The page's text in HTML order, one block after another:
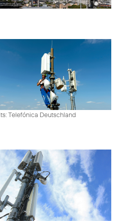
Telefónica Deutschland